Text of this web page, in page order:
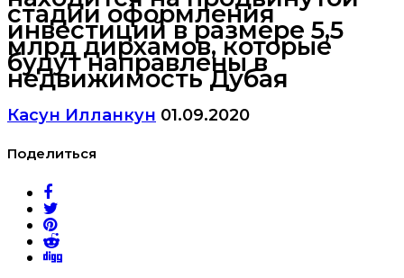
стадии оформления
инвестиций в размере 5,5
млрд дирхамов, которые
будут направлены в
недвижимость Дубая
Касун Илланкун 01.09.2020
Поделиться